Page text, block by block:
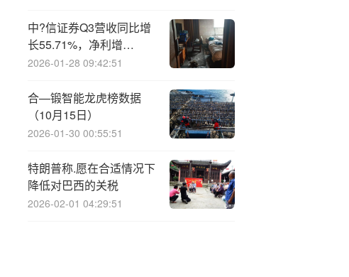
中?信证券Q3营收同比增
长55.71%，净利增
51.54%，投资收益大增
2026-01-28 09:42:51
合—锻智能龙虎榜数据
（10月15日）
2026-01-30 00:55:51
特朗普称.愿在合适情况下
降低对巴西的关税
2026-02-01 04:29:51